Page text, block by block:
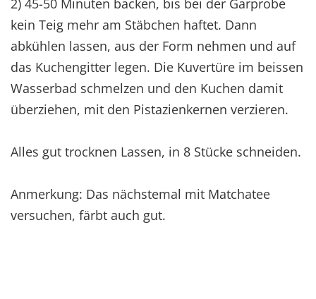
kein Teig mehr am Stäbchen haftet. Dann
abkühlen lassen, aus der Form nehmen und auf
das Kuchengitter legen. Die Kuvertüre im beissen
Wasserbad schmelzen und den Kuchen damit
überziehen, mit den Pistazienkernen verzieren.
Alles gut trocknen Lassen, in 8 Stücke schneiden.
Anmerkung: Das nächstemal mit Matchatee
versuchen, färbt auch gut.